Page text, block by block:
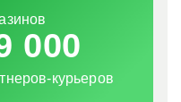
000
курьеров